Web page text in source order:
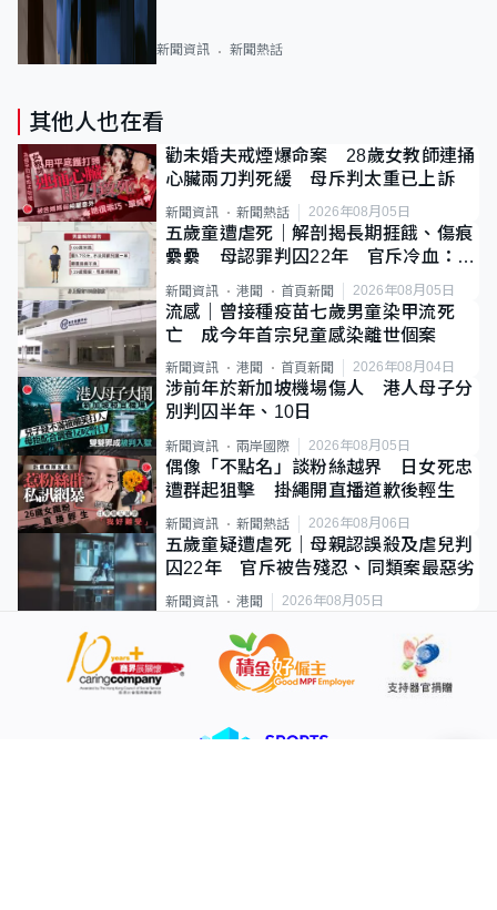
新聞資訊 新聞熱話
其他人也在看
勸未婚夫戒煙爆命案 28歲女教師連捅
心臟兩刀判死緩 母斥判太重已上訴
新聞資訊 新聞熱話 2026年08月05日
五歲童遭虐死｜解剖揭長期捱餓、傷痕
纍纍 母認罪判囚22年 官斥冷血：同
類案最惡劣
新聞資訊 港聞 首頁新聞 2026年08月05日
流感｜曾接種疫苗七歲男童染甲流死
亡 成今年首宗兒童感染離世個案
新聞資訊 港聞 首頁新聞 2026年08月04日
涉前年於新加坡機場傷人 港人母子分
別判囚半年、10日
新聞資訊 兩岸國際 2026年08月05日
偶像「不點名」談粉絲越界 日女死忠
遭群起狙擊 掛繩開直播道歉後輕生
新聞資訊 新聞熱話 2026年08月06日
五歲童疑遭虐死｜母親認誤殺及虐兒判
囚22年 官斥被告殘忍、同類案最惡劣
新聞資訊 港聞 2026年08月05日